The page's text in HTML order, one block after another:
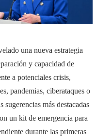
una nueva estrategia
y capacidad de
a potenciales crisis,
pandemias, ciberataques o
más destacadas
un kit de emergencia para
durante las primeras